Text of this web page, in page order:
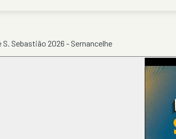
S. Sebastião 2026 - Sernancelhe